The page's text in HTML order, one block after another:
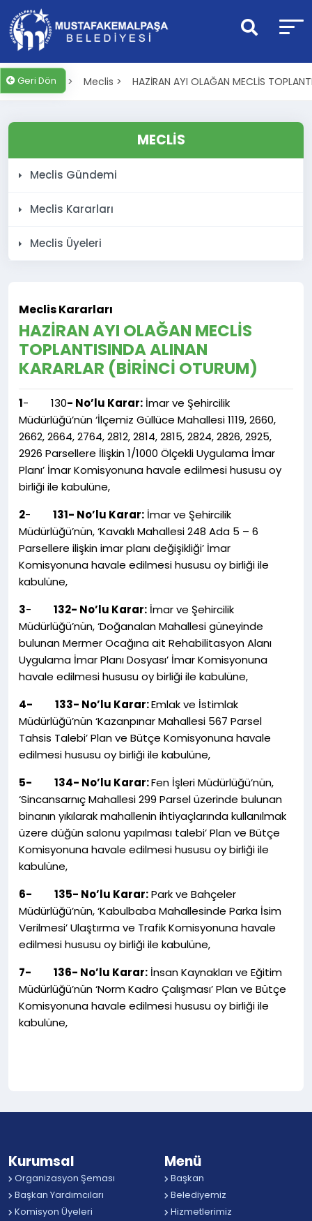
Geri Dön
Anasayfa > Meclis > HAZİRAN AYI OLAĞAN MECLİS
MECLİS
Meclis Gündemi
Meclis Kararları
Meclis Üyeleri
Meclis Kararları
HAZİRAN AYI OLAĞAN MECLİS
TOPLANTISINDA ALINAN
KARARLAR (BİRİNCİ OTURUM)
1- 130- No’lu Karar: İmar ve Şehircilik
Müdürlüğü’nün ‘İlçemiz Güllüce Mahallesi 1119, 2660,
2662, 2664, 2764, 2812, 2814, 2815, 2824, 2826, 2925,
2926 Parsellere İlişkin 1/1000 Ölçekli Uygulama İmar
Planı’ İmar Komisyonuna havale edilmesi hususu oy
birliği ile kabulüne,
2- 131- No’lu Karar: İmar ve Şehircilik
Müdürlüğü’nün, ‘Kavaklı Mahallesi 248 Ada 5 – 6
Parsellere ilişkin imar planı değişikliği’ İmar
Komisyonuna havale edilmesi hususu oy birliği ile
kabulüne,
3- 132- No’lu Karar: İmar ve Şehircilik
Müdürlüğü’nün, ‘Doğanalan Mahallesi güneyinde
bulunan Mermer Ocağına ait Rehabilitasyon Alanı
Uygulama İmar Planı Dosyası’ İmar Komisyonuna
havale edilmesi hususu oy birliği ile kabulüne,
4-
133- No’lu Karar:Emlak ve İstimlak
Müdürlüğü’nün ‘Kazanpınar Mahallesi 567 Parsel
Tahsis Talebi’ Plan ve Bütçe Komisyonuna havale
edilmesi hususu oy birliği ile kabulüne,
5-
134- No’lu Karar:Fen İşleri Müdürlüğü’nün,
‘Sincansarnıç Mahallesi 299 Parsel üzerinde bulunan
binanın yıkılarak mahallenin ihtiyaçlarında kullanılmak
üzere düğün salonu yapılması talebi’ Plan ve Bütçe
Komisyonuna havale edilmesi hususu oy birliği ile
kabulüne,
6-
135- No’lu Karar:Park ve Bahçeler
Müdürlüğü’nün, ‘Kabulbaba Mahallesinde Parka İsim
Verilmesi’ Ulaştırma ve Trafik Komisyonuna havale
edilmesi hususu oy birliği ile kabulüne,
7-
136- No’lu Karar: İnsan Kaynakları ve Eğitim
Müdürlüğü’nün ‘Norm Kadro Çalışması’ Plan ve Bütçe
Komisyonuna havale edilmesi hususu oy birliği ile
kabulüne,
Kurumsal
Organizasyon Şeması
Başkan Yardımcıları
Komisyon Üyeleri
Menü
Başkan
Belediyemiz
Hizmetlerimiz